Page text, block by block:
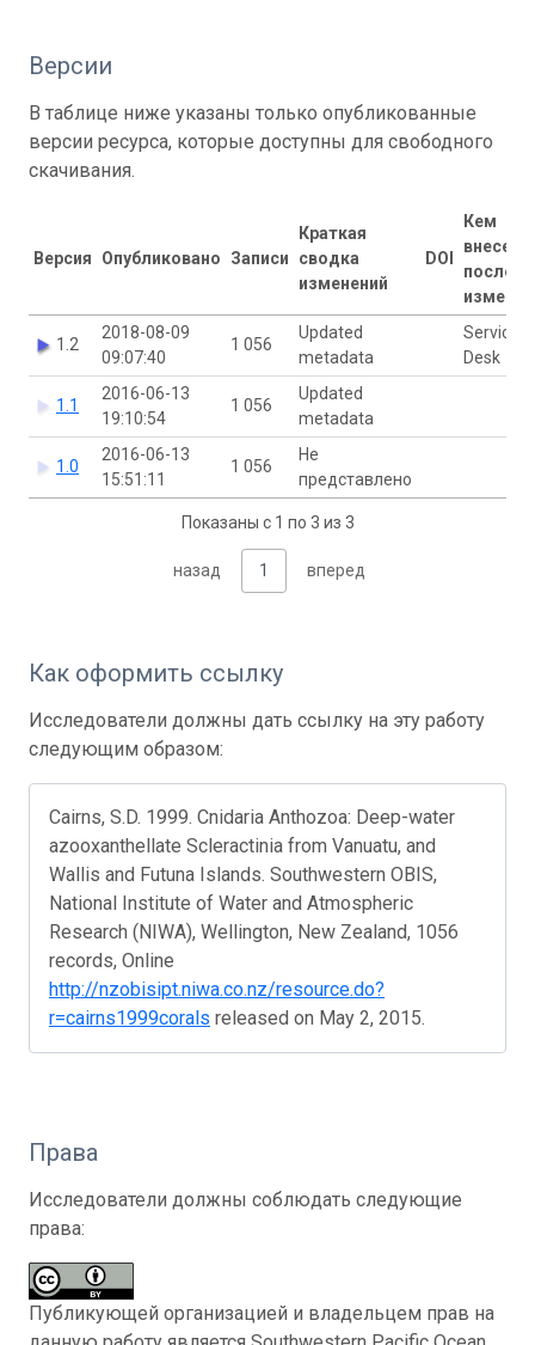
Версии
В таблице ниже указаны только опубликованные
версии ресурса, которые доступны для свободного
скачивания.
Версия Опубликовано Записи
Краткая
сводка
изменений
DOI
Кем
внесены
1.2
2018-08-09
09:07:40
1 056
Updated
metadata
Service
Desk
1.1
2016-06-13
19:10:54
1 056
Updated
metadata
1.0
2016-06-13
15:51:11
1 056
Не
представлено
Показаны с 1 по 3 из 3
назад 1 вперед
Как оформить ссылку
Исследователи должны дать ссылку на эту работу
следующим образом:
Cairns, S.D. 1999. Cnidaria Anthozoa: Deep-water
azooxanthellate Scleractinia from Vanuatu, and
Wallis and Futuna Islands. Southwestern OBIS,
National Institute of Water and Atmospheric
Research (NIWA), Wellington, New Zealand, 1056
records, Online
http://nzobisipt.niwa.co.nz/resource.do?
r=cairns1999corals released on May 2, 2015.
Права
Исследователи должны соблюдать следующие
права:
Публикующей организацией и владельцем прав на